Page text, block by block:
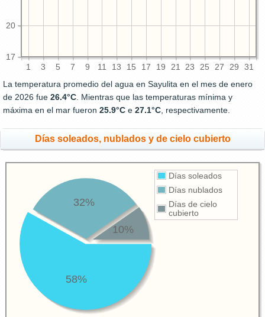
1 3 5 7 9 11 13 15 17 19 21 23 25 27 29 31
17
20
La temperatura promedio del agua en Sayulita en el mes de enero
de 2026 fue 26.4°C . Mientras que las temperaturas mínima y
máxima en el mar fueron 25.9°C e 27.1°C , respectivamente.
Días soleados, nublados y de cielo cubierto
Días soleados
Días nublados
Días de cielo
cubierto
58%
32%
10%